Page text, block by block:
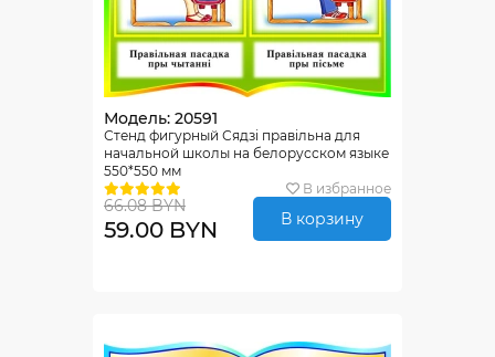
Модель: 20591
Стенд фигурный Сядзi правiльна для
начальной школы на белорусском языке
550*550 мм
В избранное
66.08 BYN
59.00 BYN В корзину